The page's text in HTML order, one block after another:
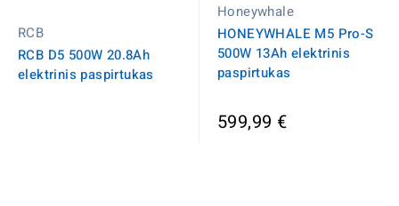
RCB
RCB D5 500W 20.8Ah
elektrinis paspirtukas
Honeywhale
HONEYWHALE M5 Pro-S
500W 13Ah elektrinis
paspirtukas
599,99 €